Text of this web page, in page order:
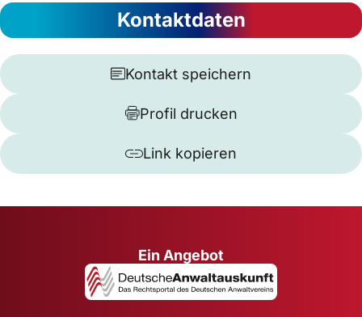
Kontaktdaten
Kontakt speichern
Profil drucken
Link kopieren
Ein Angebot